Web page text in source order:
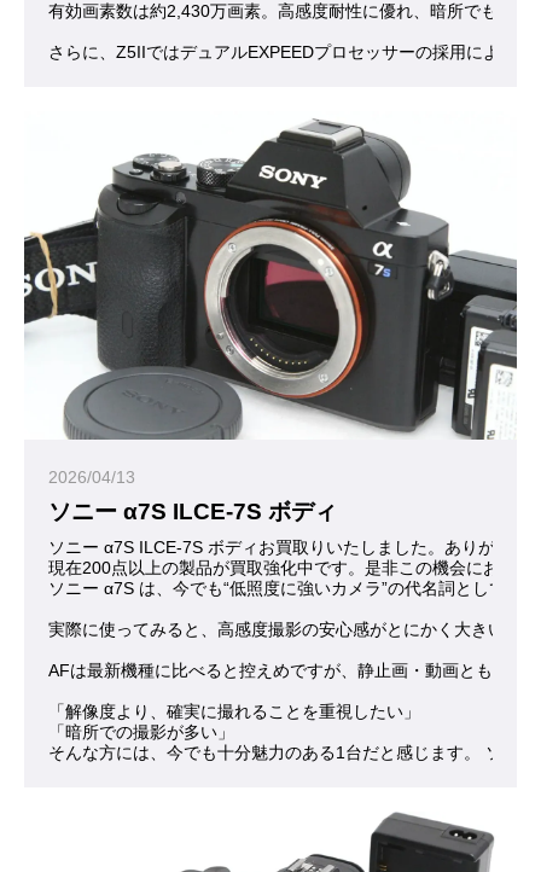
有効画素数は約2,430万画素。高感度耐性に優れ、暗所でもノ
さらに、Z5IIではデュアルEXPEEDプロセッサーの採用により
2026/04/13
ソニー α7S ILCE-7S ボディ
ソニー α7S ILCE-7S ボディお買取りいたしました。ありがとう
現在200点以上の製品が買取強化中です。是非この機会にお問合
ソニー α7S は、今でも“低照度に強いカメラ”の代名詞として
実際に使ってみると、高感度撮影の安心感がとにかく大きいカ
AFは最新機種に比べると控えめですが、静止画・動画ともに“
「解像度より、確実に撮れることを重視したい」
「暗所での撮影が多い」
そんな方には、今でも十分魅力のある1台だと感じます。 ソニ